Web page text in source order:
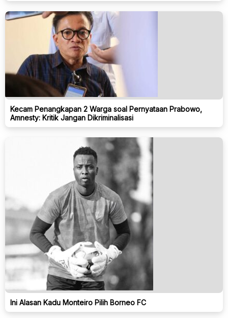
Kecam Penangkapan 2 Warga soal Pernyataan Prabowo,
Amnesty: Kritik Jangan Dikriminalisasi
Ini Alasan Kadu Monteiro Pilih Borneo FC